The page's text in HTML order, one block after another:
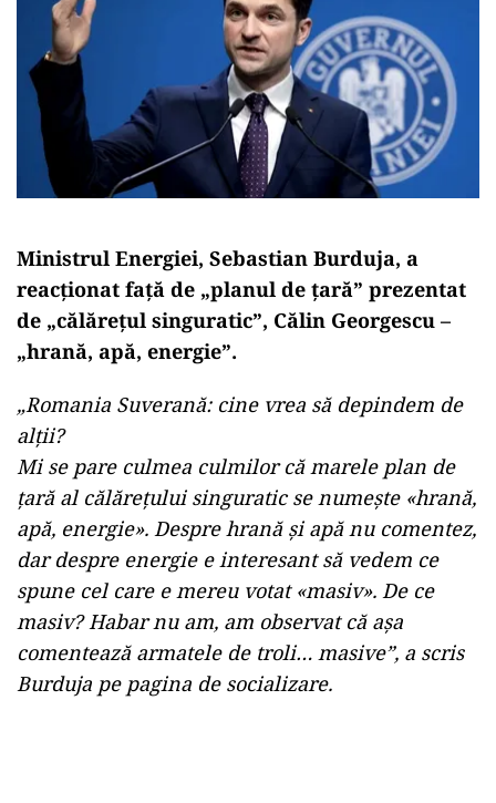
Ministrul Energiei, Sebastian Burduja, a
reacționat față de „planul de țară” prezentat
de „călărețul singuratic”, Călin Georgescu –
„hrană, apă, energie”.
„Romania Suverană: cine vrea să depindem de
alții?
Mi se pare culmea culmilor că marele plan de
țară al călărețului singuratic se numește «hrană,
apă, energie». Despre hrană și apă nu comentez,
dar despre energie e interesant să vedem ce
spune cel care e mereu votat «masiv». De ce
masiv? Habar nu am, am observat că așa
comentează armatele de troli… masive”, a scris
Burduja pe pagina de socializare.